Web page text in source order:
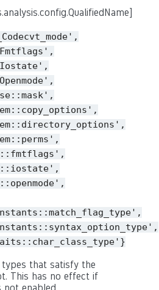
that satisfy the
This has no effect if